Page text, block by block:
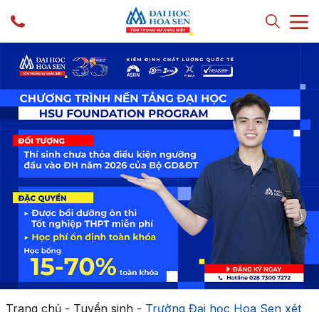
Trang chủ- Tuyển sinh- Trường Đại học Hoa Sen xét